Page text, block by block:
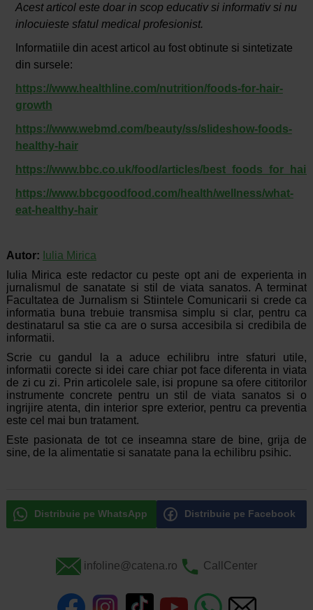
Acest articol este doar in scop educativ si informativ si nu
inlocuieste sfatul medical profesionist.
Informatiile din acest articol au fost obtinute si sintetizate
din sursele:
https://www.healthline.com/nutrition/foods-for-hair-
growth
https://www.webmd.com/beauty/ss/slideshow-foods-
healthy-hair
https://www.bbc.co.uk/food/articles/best_foods_for_hair
https://www.bbcgoodfood.com/health/wellness/what-
eat-healthy-hair
Autor: Iulia Mirica
Iulia Mirica este redactor cu peste opt ani de experienta in
jurnalismul de sanatate si stil de viata sanatos. A terminat
Facultatea de Jurnalism si Stiintele Comunicarii si crede ca
informatia buna trebuie transmisa simplu si clar, pentru ca
destinatarul sa stie ca are o sursa accesibila si credibila de
informatii.
Scrie cu gandul la a aduce echilibru intre sfaturi utile,
informatii corecte si idei care chiar pot face diferenta in viata
de zi cu zi. Prin articolele sale, isi propune sa ofere cititorilor
instrumente concrete pentru un stil de viata sanatos si o
ingrijire atenta, din interior spre exterior, pentru ca preventia
este cel mai bun tratament.
Este pasionata de tot ce inseamna stare de bine, grija de
sine, de la alimentatie si sanatate pana la echilibru psihic.
Distribuie pe WhatsApp Distribuie pe Facebook
infoline@catena.ro CallCenter